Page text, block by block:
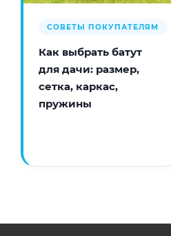
СОВЕТЫ ПОКУПАТЕЛЯМ
Как выбрать батут
для дачи: размер,
сетка, каркас,
пружины